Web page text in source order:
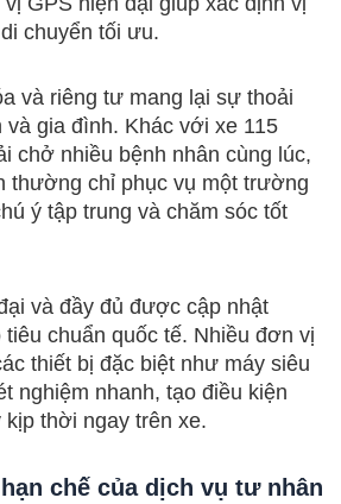
chuyển tối ưu.
và riêng tư mang lại sự thoải
và gia đình. Khác với xe 115
chở nhiều bệnh nhân cùng lúc,
thường chỉ phục vụ một trường
ý tập trung và chăm sóc tốt
và đầy đủ được cập nhật
chuẩn quốc tế. Nhiều đơn vị
thiết bị đặc biệt như máy siêu
nghiệm nhanh, tạo điều kiện
thời ngay trên xe.
chế của dịch vụ tư nhân